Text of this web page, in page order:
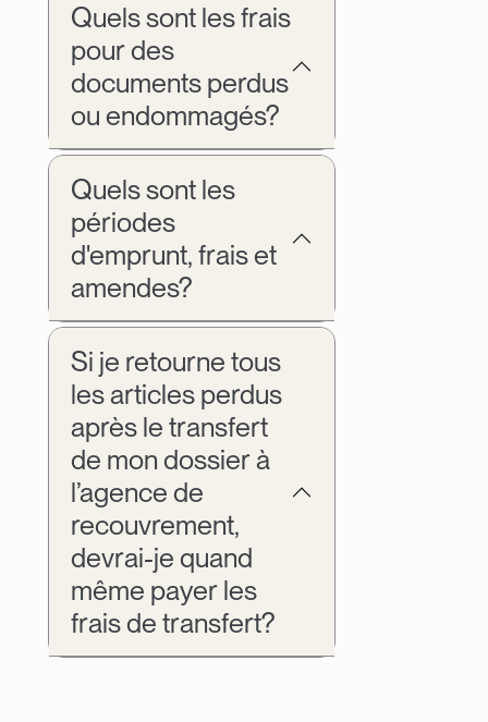
Quels sont les frais
pour des
documents perdus
ou endommagés?
Quels sont les
périodes
d'emprunt, frais et
amendes?
Si je retourne tous
les articles perdus
après le transfert
de mon dossier à
l’agence de
recouvrement,
devrai-je quand
même payer les
frais de transfert?